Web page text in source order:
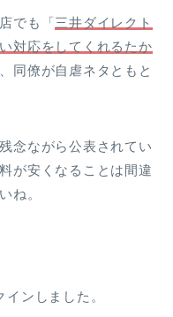
でも「三井ダイレクト
対応をしてくれるたか
同僚が自虐ネタともと
念ながら公表されてい
が安くなることは間違
ね。
ンしました。